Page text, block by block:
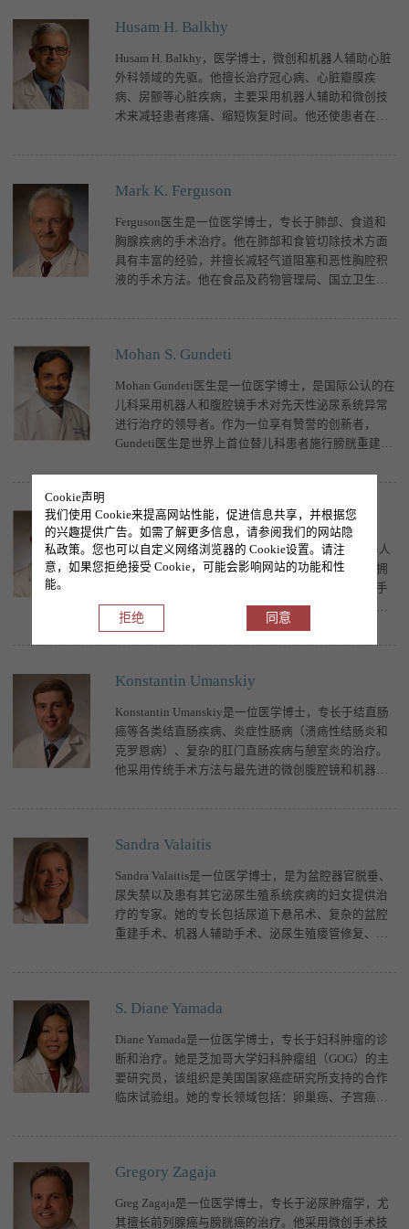
Husam H. Balkhy
Husam H. Balkhy，医学博士，微创和机器人辅助心脏
外科领域的先驱。他擅长治疗冠心病、心脏瓣膜疾
病、房颤等心脏疾病，主要采用机器人辅助和微创技
术来减轻患者疼痛、缩短恢复时间。他还使患者在治
Mark K. Ferguson
Ferguson医生是一位医学博士，专长于肺部、食道和
胸腺疾病的手术治疗。他在肺部和食管切除技术方面
具有丰富的经验，并擅长减轻气道阻塞和恶性胸腔积
液的手术方法。他在食品及药物管理局、国立卫生研
Mohan S. Gundeti
Mohan Gundeti医生是一位医学博士，是国际公认的在
儿科采用机器人和腹腔镜手术对先天性泌尿系统异常
进行治疗的领导者。作为一位享有赞誉的创新者，
Gundeti医生是世界上首位替儿科患者施行膀胱重建手
Arieh L. Shalhav
Arieh Shalhav是一位医学博士，是微创腹腔镜/机器人
泌尿外科手术领域的先驱，在肾脏腹腔镜手术领域拥
有丰富的经验。此外，他还是一位利用达芬奇外科手
术系统（一款用于执行微创外科手术的机器人设备）
进行前列腺癌手术的专家。Shalhav医
Konstantin Umanskiy
Konstantin Umanskiy是一位医学博士，专长于结直肠
癌等各类结直肠疾病、炎症性肠病（溃疡性结肠炎和
克罗恩病）、复杂的肛门直肠疾病与憩室炎的治疗。
他采用传统手术方法与最先进的微创腹腔镜和机器人
Sandra Valaitis
Sandra Valaitis是一位医学博士，是为盆腔器官脱垂、
尿失禁以及患有其它泌尿生殖系统疾病的妇女提供治
疗的专家。她的专长包括尿道下悬吊术、复杂的盆腔
重建手术、机器人辅助手术、泌尿生殖瘘管修复、以
S. Diane Yamada
Diane Yamada是一位医学博士，专长于妇科肿瘤的诊
断和治疗。她是芝加哥大学妇科肿瘤组（GOG）的主
要研究员，该组织是美国国家癌症研究所支持的合作
临床试验组。她的专长领域包括：卵巢癌、子宫癌与
Gregory Zagaja
Greg Zagaja是一位医学博士，专长于泌尿肿瘤学，尤
其擅长前列腺癌与膀胱癌的治疗。他采用微创手术技
Cookie声明
我们使用 Cookie来提高网站性能，促进信息共享，并根据您
的兴趣提供广告。如需了解更多信息，请参阅我们的网站隐
私政策。您也可以自定义网络浏览器的 Cookie设置。请注
意，如果您拒绝接受 Cookie，可能会影响网站的功能和性
能。
拒绝 同意